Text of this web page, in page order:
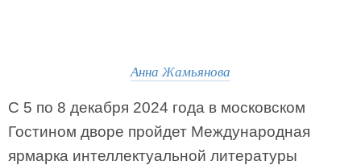
Анна Жамьянова
С 5 по 8 декабря 2024 года в московском
Гостином дворе пройдет Международная
ярмарка интеллектуальной литературы